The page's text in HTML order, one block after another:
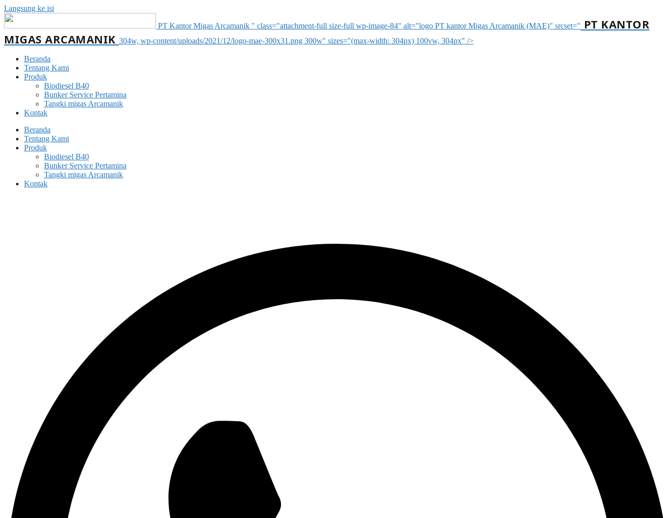
Langsung ke isi
PT Kantor Migas Arcamanik " class="attachment-full size-full wp-image-84" alt="logo PT kantor Migas Arcamanik (MAE)" srcset=" PT KANTOR
MIGAS ARCAMANIK 304w, wp-content/uploads/2021/12/logo-mae-300x31.png 300w" sizes="(max-width: 304px) 100vw, 304px" />
Beranda
Tentang Kami
Produk
Biodiesel B40
Bunker Service Pertamina
Tangki migas Arcamanik
Kontak
Beranda
Tentang Kami
Produk
Biodiesel B40
Bunker Service Pertamina
Tangki migas Arcamanik
Kontak